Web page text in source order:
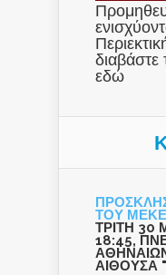
εδώ
ΤΟΥ
ΤΡΙΤΗ 30
18:45,
ΑΙΘΟΥΣΑ